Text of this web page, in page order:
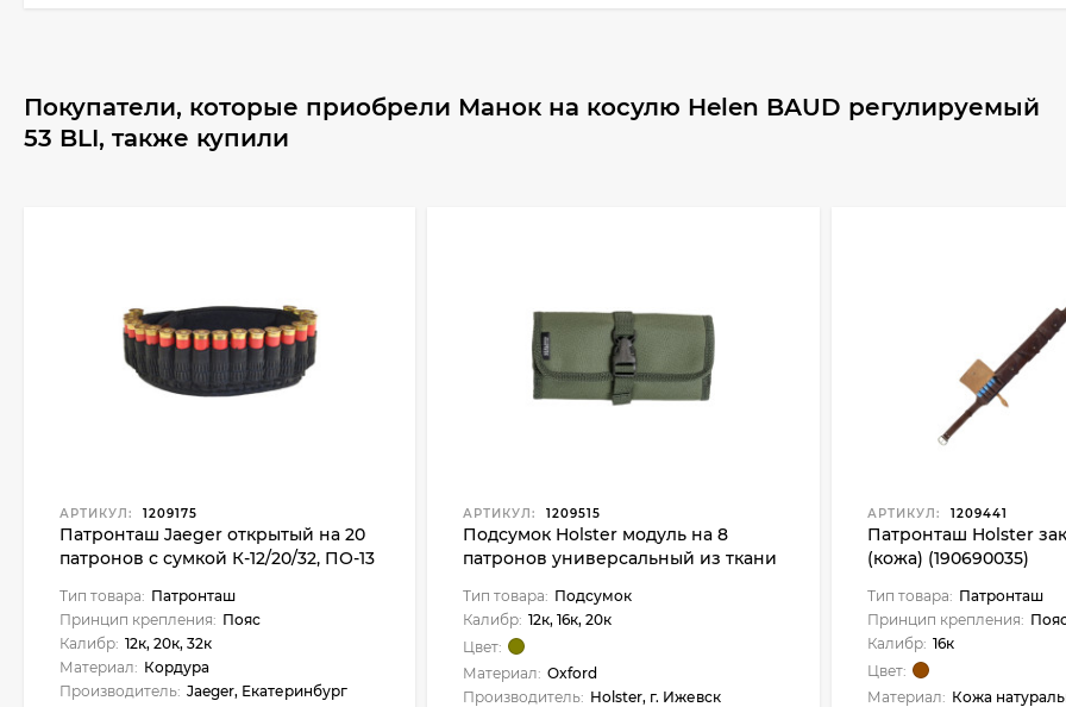
Покупатели, которые приобрели Манок на косулю Helen BAUD регулируемый
53 BLI, также купили
АРТИКУЛ: 1209175
Патронташ Jaeger открытый на 20
патронов с сумкой К-12/20/32, ПО-13
Тип товара: Патронташ
Принцип крепления: Пояс
Калибр: 12к, 20к, 32к
Материал: Кордура
Производитель: Jaeger, Екатеринбург
АРТИКУЛ: 1209515
Подсумок Holster модуль на 8
патронов универсальный из ткани
Тип товара: Подсумок
Калибр: 12к, 16к, 20к
Цвет:
Материал: Oxford
Производитель: Holster, г. Ижевск
АРТИКУЛ: 1209441
Патронташ Holster
(кожа) (190690035)
Тип товара: Патронташ
Принцип крепления:
Калибр: 16к
Цвет:
Материал: Кожа